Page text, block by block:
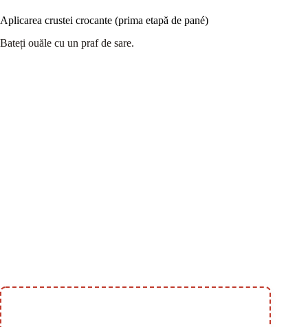
Aplicarea crustei crocante (prima etapă de pané)
Bateți ouăle cu un praf de sare.